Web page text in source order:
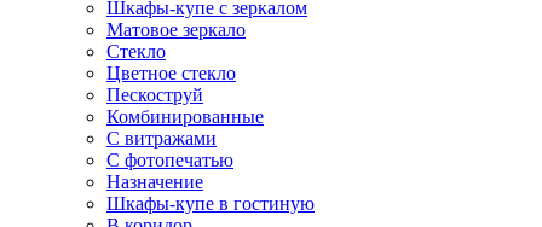
Шкафы-купе с зеркалом
Матовое зеркало
Стекло
Цветное стекло
Пескоструй
Комбинированные
С витражами
С фотопечатью
Назначение
Шкафы-купе в гостиную